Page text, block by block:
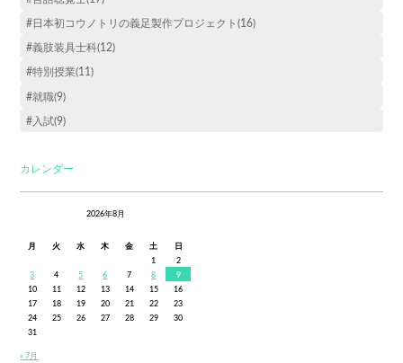
#日本初コウノトリの義足製作プロジェクト(16)
#義肢装具士科(12)
#特別授業(11)
#就職(9)
#入試(9)
カレンダー
2026年8月
月 火 水 木 金 土
日
1
2
3
4 5 6 7 8
9
10
11 12 13 14 15
16
17
18 19 20 21 22
23
24
25 26 27 28 29
30
31
« 7月